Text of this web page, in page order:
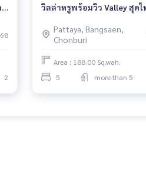
2
วิลล่าหรูพร้อมวิว Valley สุดไ
Pattaya, Bangsaen,
Chonburi
Area : 188.00 Sq.wah.
5
more than 5